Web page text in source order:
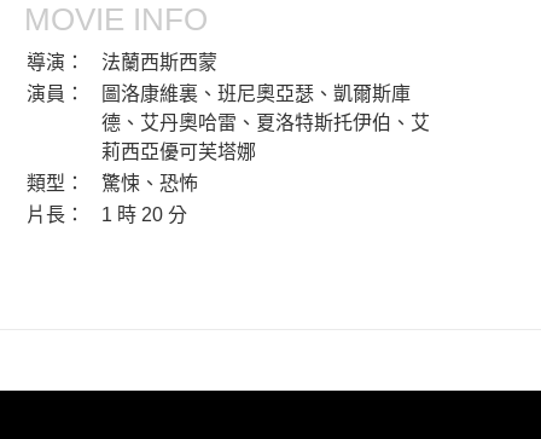
MOVIE INFO
導演：
法蘭西斯西蒙
演員：
圖洛康維裏、班尼奧亞瑟、凱爾斯庫
德、艾丹奧哈雷、夏洛特斯托伊伯、艾
莉西亞優可芙塔娜
類型：
驚悚、恐怖
片長：
1 時 20 分